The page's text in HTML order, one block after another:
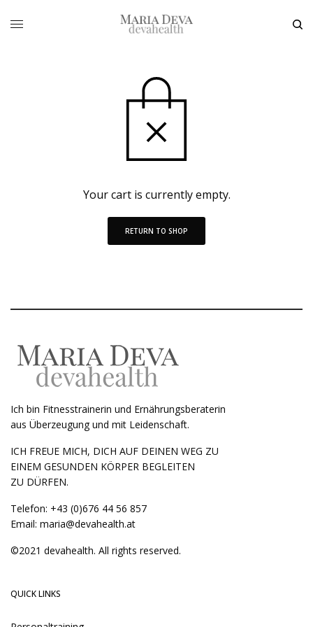
Your cart is currently empty.
RETURN TO SHOP
Ich bin Fitnesstrainerin und Ernährungsberaterin
aus Überzeugung und mit Leidenschaft.
ICH FREUE MICH, DICH AUF DEINEN WEG ZU
EINEM GESUNDEN KÖRPER BEGLEITEN
ZU DÜRFEN.
Telefon: +43 (0)676 44 56 857
Email:maria@devahealth.at
©2021 devahealth. All rights reserved.
QUICK LINKS